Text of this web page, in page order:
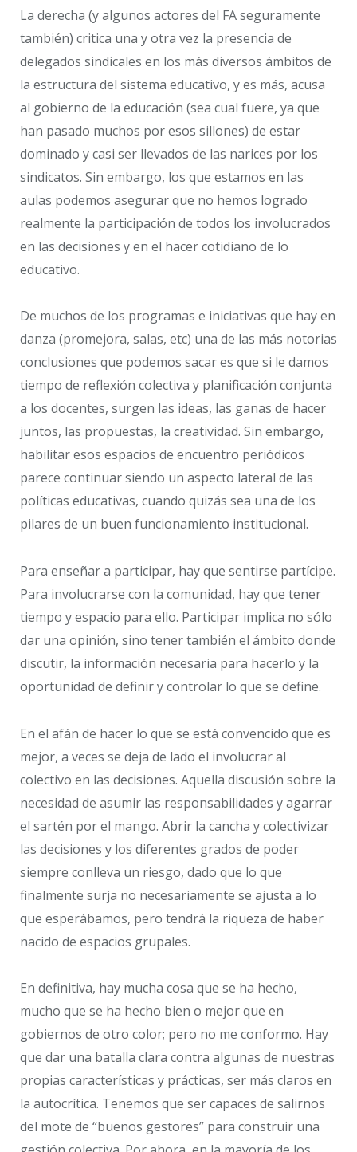
La derecha (y algunos actores del FA seguramente
también) critica una y otra vez la presencia de
delegados sindicales en los más diversos ámbitos de
la estructura del sistema educativo, y es más, acusa
al gobierno de la educación (sea cual fuere, ya que
han pasado muchos por esos sillones) de estar
dominado y casi ser llevados de las narices por los
sindicatos. Sin embargo, los que estamos en las
aulas podemos asegurar que no hemos logrado
realmente la participación de todos los involucrados
en las decisiones y en el hacer cotidiano de lo
educativo.
De muchos de los programas e iniciativas que hay en
danza (promejora, salas, etc) una de las más notorias
conclusiones que podemos sacar es que si le damos
tiempo de reflexión colectiva y planificación conjunta
a los docentes, surgen las ideas, las ganas de hacer
juntos, las propuestas, la creatividad. Sin embargo,
habilitar esos espacios de encuentro periódicos
parece continuar siendo un aspecto lateral de las
políticas educativas, cuando quizás sea una de los
pilares de un buen funcionamiento institucional.
Para enseñar a participar, hay que sentirse partícipe.
Para involucrarse con la comunidad, hay que tener
tiempo y espacio para ello. Participar implica no sólo
dar una opinión, sino tener también el ámbito donde
discutir, la información necesaria para hacerlo y la
oportunidad de definir y controlar lo que se define.
En el afán de hacer lo que se está convencido que es
mejor, a veces se deja de lado el involucrar al
colectivo en las decisiones. Aquella discusión sobre la
necesidad de asumir las responsabilidades y agarrar
el sartén por el mango. Abrir la cancha y colectivizar
las decisiones y los diferentes grados de poder
siempre conlleva un riesgo, dado que lo que
finalmente surja no necesariamente se ajusta a lo
que esperábamos, pero tendrá la riqueza de haber
nacido de espacios grupales.
En definitiva, hay mucha cosa que se ha hecho,
mucho que se ha hecho bien o mejor que en
gobiernos de otro color; pero no me conformo. Hay
que dar una batalla clara contra algunas de nuestras
propias características y prácticas, ser más claros en
la autocrítica. Tenemos que ser capaces de salirnos
del mote de “buenos gestores” para construir una